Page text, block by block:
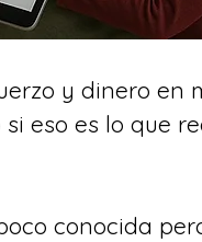
y dinero en
eso es lo que
conocida